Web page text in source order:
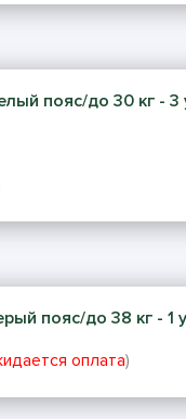
пояс/до 30 кг - 3
пояс/до 38 кг - 1
оплата)